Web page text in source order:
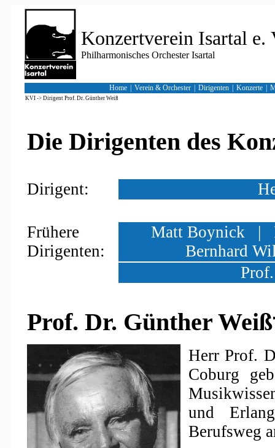
Konzertverein Isartal e.
Philharmonisches Orchester Isartal
Home Verein & Orchester Dirigenten Konzerte
KVI-> Dirigent Prof. Dr. Günther Weiß
Die Dirigenten des
Dirigent:
Frühere
Dirigenten:
Matt Boynick |
Bernhard
Prof. Dr. Günther
Herr Prof.
Coburg
und
Berufsweg